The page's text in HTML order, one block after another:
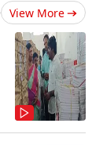
View More